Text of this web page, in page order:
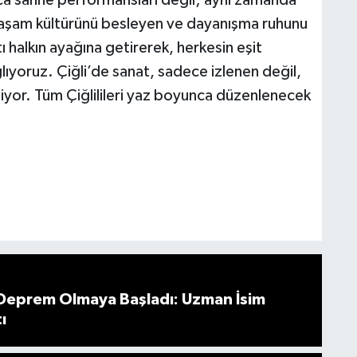
kültürünü besleyen ve dayanışma ruhunu
halkın ayağına getirerek, herkesin eşit
Çiğli’de sanat, sadece izlenen değil,
Tüm Çiğlilileri yaz boyunca düzenlenecek
Olmaya Başladı: Uzman İsim